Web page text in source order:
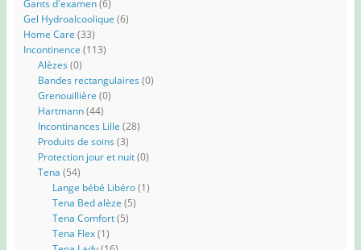
Gants d'examen (6)
Gel Hydroalcoolique (6)
Home Care (33)
Incontinence (113)
Alèzes (0)
Bandes rectangulaires (0)
Grenouillière (0)
Hartmann (44)
Incontinances Lille (28)
Produits de soins (3)
Protection jour et nuit (0)
Tena (54)
Lange bébé Libéro (1)
Tena Bed alèze (5)
Tena Comfort (5)
Tena Flex (1)